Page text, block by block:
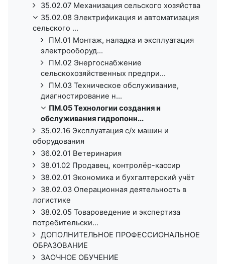
35.02.07 Механизация сельского хозяйства
35.02.08 Электрификация и автоматизация
сельского ...
ПМ.01 Монтаж, наладка и эксплуатация
электрооборуд...
ПМ.02 Энергоснабжение
сельскохозяйственных предпри...
ПМ.03 Техническое обслуживание,
диагностирование н...
ПМ.05 Технологии создания и
обслуживания гидропонн...
35.02.16 Эксплуатация с/х машин и
оборудования
36.02.01 Ветеринария
38.01.02 Продавец, контролёр-кассир
38.02.01 Экономика и бухгалтерский учёт
38.02.03 Операционная деятельность в
логистике
38.02.05 Товароведение и экспертиза
потребительски...
ДОПОЛНИТЕЛЬНОЕ ПРОФЕССИОНАЛЬНОЕ
ОБРАЗОВАНИЕ
ЗАОЧНОЕ ОБУЧЕНИЕ